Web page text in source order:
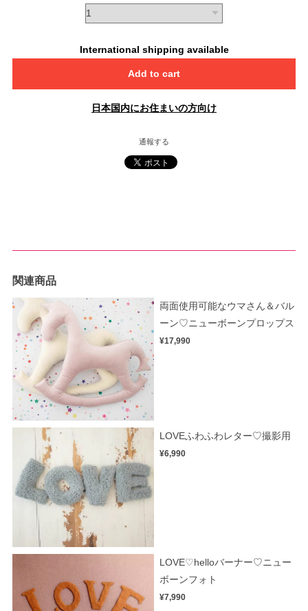
International shipping available
Add to cart
日本国内にお住まいの方向け
通報する
関連商品
両面使用可能なウマさん＆バル
ーン♡ニューボーンプロップス
¥17,990
LOVEふわふわレター♡撮影用
¥6,990
LOVE♡helloバーナー♡ニュー
ボーンフォト
¥7,990